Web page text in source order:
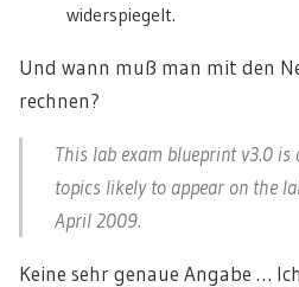
widerspiegelt.
Und wann muß man mit den
rechnen?
This lab exam blueprint v3.0
topics likely to appear on the
April 2009.
Keine sehr genaue Angabe …